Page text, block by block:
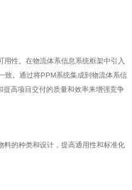
性。在物流体系信息系统框架中引入
致。通过将PPM系统集成到物流体系信
高项目交付的质量和效率来增强竞争
料的种类和设计，提高通用性和标准化